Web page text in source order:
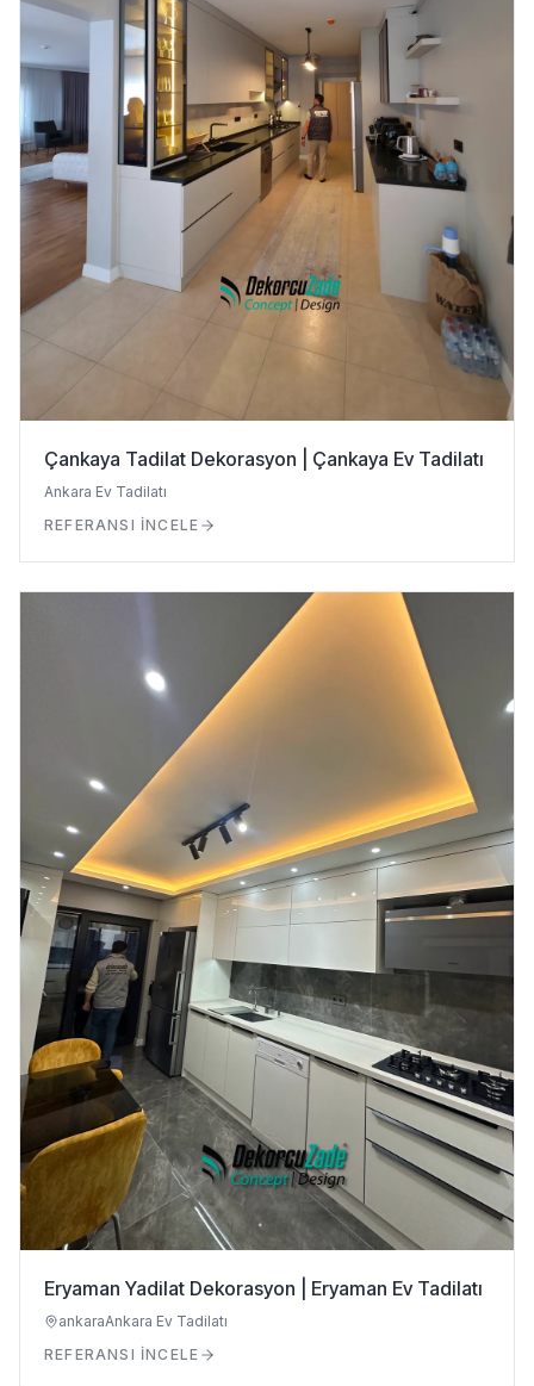
Çankaya Tadilat Dekorasyon | Çankaya Ev Tadilatı
Ankara Ev Tadilatı
REFERANSI İNCELE
Eryaman Yadilat Dekorasyon | Eryaman Ev Tadilatı
ankaraAnkara Ev Tadilatı
REFERANSI İNCELE